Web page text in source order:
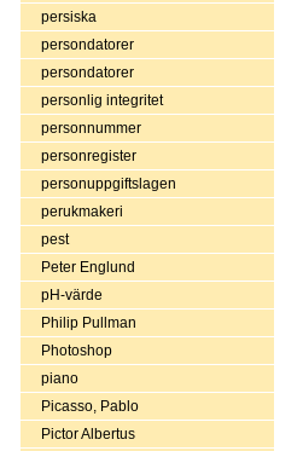
persiska
persondatorer
persondatorer
personlig integritet
personnummer
personregister
personuppgiftslagen
perukmakeri
pest
Peter Englund
pH-värde
Philip Pullman
Photoshop
piano
Picasso, Pablo
Pictor Albertus